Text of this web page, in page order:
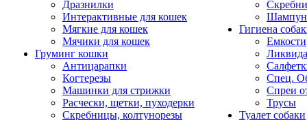
Дразнилки
Интерактивные для кошек
Мягкие для кошек
Мячики для кошек
Груминг кошки
Антицарапки
Когтерезы
Машинки для стрижки
Расчески, щетки, пуходерки
Скребницы, колтунорезы
Гигиена
Емкости
Спец.
Спреи
Трусы
Туалет собаки